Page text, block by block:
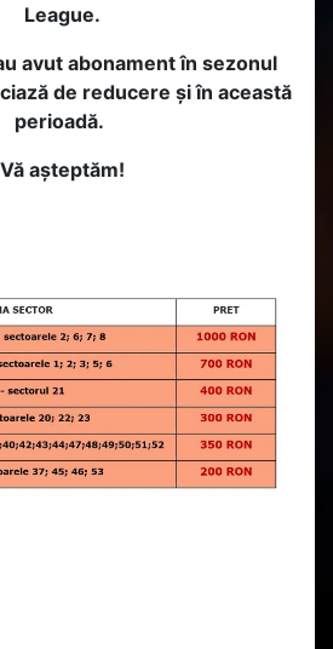
League.
avut abonament în sezonul
de reducere și în această
perioadă.
Vă așteptăm!